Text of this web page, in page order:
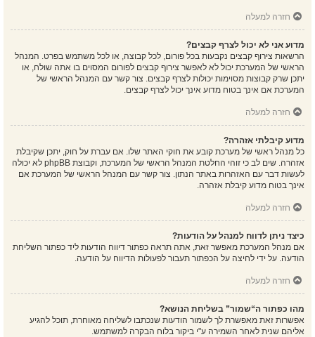
חזרה למעלה
מדוע אני לא יכול לצרף קבצים?
הרשאות צירוף קבצים נקבעות בכל פורום, לכל קבוצה, או לכל משתמש בפרט. המנהל
הראשי של המערכת יכול לא לאפשר צירוף קבצים לפורום המסוים בו אתה שולח, או
יתכן שרק קבוצות מסוימות יכולות לצרף קבצים. צור קשר עם המנהל הראשי של
המערכת אם אינך בטוח מדוע אינך יכול לצרף קבצים.
חזרה למעלה
מדוע קיבלתי אזהרה?
כל מנהל ראשי של מערכת קובע את חוקי האתר שלו. אם עברת על חוק, יתכן שקיבלת
אזהרה. שים לב כי זוהי החלטת המנהל הראשי של המערכת, וקבוצת phpBB לא יכולה
לעשות דבר עם האזהרות באתר הנתון. צור קשר עם המנהל הראשי של המערכת אם
אינך בטוח מדוע קיבלת אזהרה.
חזרה למעלה
כיצד ניתן לדווח למנהל על הודעות?
אם מנהל המערכת מאפשר זאת, אתה תראה כפתור דיווח הודעות ליד כפתור השליחת
הודעה. על ידי לחיצה על הכפתור תעבור לפעולות הדיווח על הודעה.
חזרה למעלה
מהו כפתור ה“שמור” בשליחת הנושא?
אפשרות זאת מאפשרת לך לשמור הודעות שנכתבו לשליחה מאוחרת, תוכל להגיע
אליהם שנית לאחר השמירה ע"י ביקור בלוח הבקרה למשתמש.